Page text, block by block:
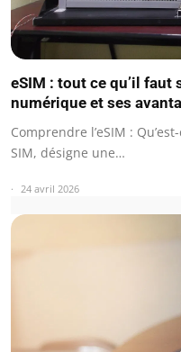
eSIM : tout ce qu’il faut
numérique et ses
Comprendre l’eSIM :
SIM, désigne une…
24 avril 2026